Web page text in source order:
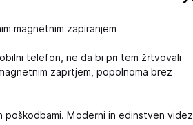
magnetnim zapiranjem
telefon, ne da bi pri tem žrtvovali
zaprtjem, popolnoma brez
poškodbami. Moderni in edinstven videz